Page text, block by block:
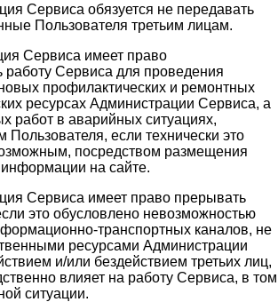
Сервиса обязуется не передавать
Пользователя третьим лицам.
Сервиса имеет право
работу Сервиса для проведения
профилактических и ремонтных
ресурсах Администрации Сервиса, а
работ в аварийных ситуациях,
Пользователя, если технически это
посредством размещения
на сайте.
Сервиса имеет право прерывать
это обусловлено невозможностью
транспортных каналов, не
ресурсами Администрации
и/или бездействием третьих лиц,
влияет на работу Сервиса, в том
ситуации.